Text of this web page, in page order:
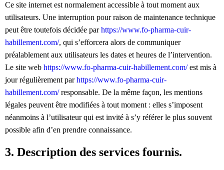
Ce site internet est normalement accessible à tout moment aux
utilisateurs. Une interruption pour raison de maintenance technique
peut être toutefois décidée parhttps://www.fo-pharma-cuir-
habillement.com/, qui s’efforcera alors de communiquer
préalablement aux utilisateurs les dates et heures de l’intervention.
Le site web https://www.fo-pharma-cuir-habillement.com/est mis à
jour régulièrement parhttps://www.fo-pharma-cuir-
habillement.com/responsable. De la même façon, les mentions
légales peuvent être modifiées à tout moment : elles s’imposent
néanmoins à l’utilisateur qui est invité à s’y référer le plus souvent
possible afin d’en prendre connaissance.
3. Description des services fournis.